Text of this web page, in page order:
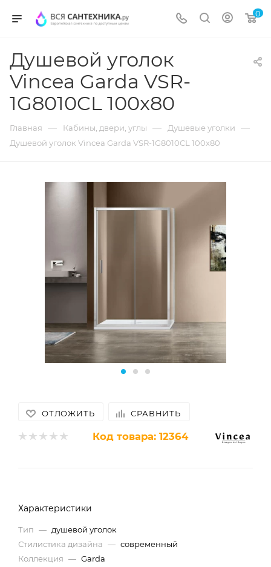
0
Душевой уголок
Vincea Garda VSR-
1G8010CL 100x80
Главная — Кабины, двери, углы — Душевые уголки —
Душевой уголок Vincea Garda VSR-1G8010CL 100x80
ОТЛОЖИТЬ СРАВНИТЬ
Код товара: 12364
Характеристики
Тип — душевой уголок
Стилистика дизайна — современный
Коллекция — Garda